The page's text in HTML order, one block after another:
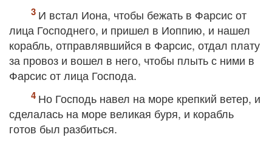
И встал Иона, чтобы бежать в Фарсис от
лица Господнего, и пришел в Иоппию, и нашел
корабль, отправлявшийся в Фарсис, отдал плату
за провоз и вошел в него, чтобы плыть с ними в
Фарсис от лица Господа.
Но Господь навел на море крепкий ветер, и
сделалась на море великая буря, и корабль
готов был разбиться.